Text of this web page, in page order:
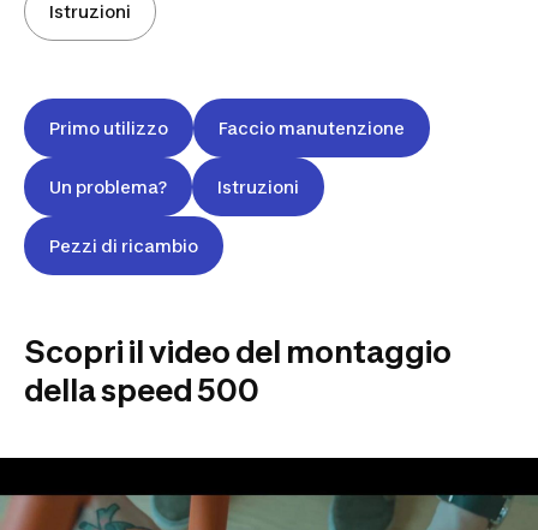
Istruzioni
Primo utilizzo Faccio manutenzione
Un problema? Istruzioni
Pezzi di ricambio
Scopri il video del montaggio
della speed 500